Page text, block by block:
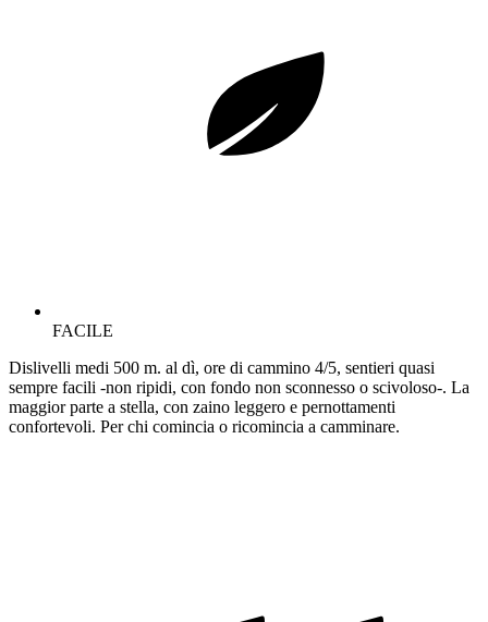
FACILE
Dislivelli medi 500 m. al dì, ore di cammino 4/5, sentieri quasi
sempre facili -non ripidi, con fondo non sconnesso o scivoloso-. La
maggior parte a stella, con zaino leggero e pernottamenti
confortevoli. Per chi comincia o ricomincia a camminare.